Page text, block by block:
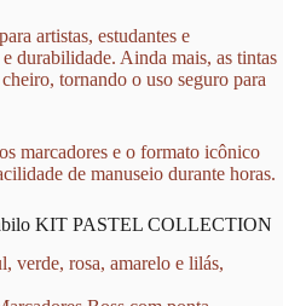
artistas, estudantes e
durabilidade. Ainda mais, as tintas
tornando o uso seguro para
marcadores e o formato icônico
de manuseio durante horas.
KIT PASTEL COLLECTION
verde, rosa, amarelo e lilás,